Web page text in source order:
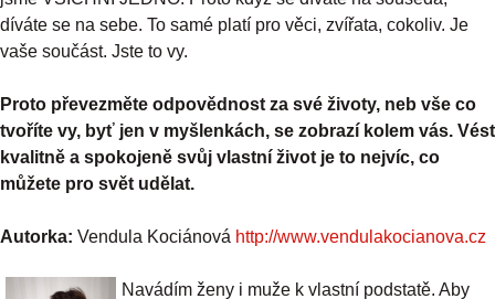
díváte se na sebe. To samé platí pro věci, zvířata, cokoliv. Je
vaše součást. Jste to vy.
Proto převezměte odpovědnost za své životy, neb vše co
tvoříte vy, byť jen v myšlenkách, se zobrazí kolem vás. Vést
kvalitně a spokojeně svůj vlastní život je to nejvíc, co
můžete pro svět udělat.
Autorka: Vendula Kociánová http://www.vendulakocianova.cz
Navádím ženy i muže k vlastní podstatě. Aby